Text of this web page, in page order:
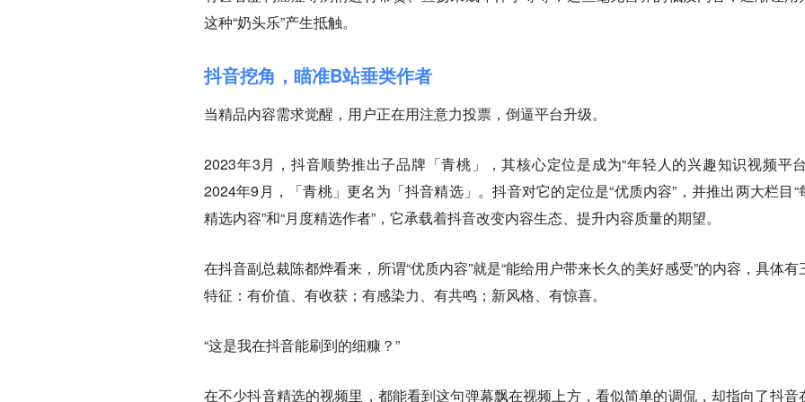
这种“奶头乐”产生抵触。
抖音挖角，瞄准B站垂类作者
当精品内容需求觉醒，用户正在用注意力投票，倒逼平台升级。
2023年3月，抖音顺势推出子品牌「青桃」，其核心定位是成为“年轻人的兴趣知识视频平台
2024年9月，「青桃」更名为「抖音精选」。抖音对它的定位是“优质内容”，并推出两大栏目“
精选内容”和“月度精选作者”，它承载着抖音改变内容生态、提升内容质量的期望。
在抖音副总裁陈都烨看来，所谓“优质内容”就是“能给用户带来长久的美好感受”的内容，具体有
特征：有价值、有收获；有感染力、有共鸣；新风格、有惊喜。
“这是我在抖音能刷到的细糠？”
在不少抖音精选的视频里，都能看到这句弹幕飘在视频上方，看似简单的调侃，却指向了抖音